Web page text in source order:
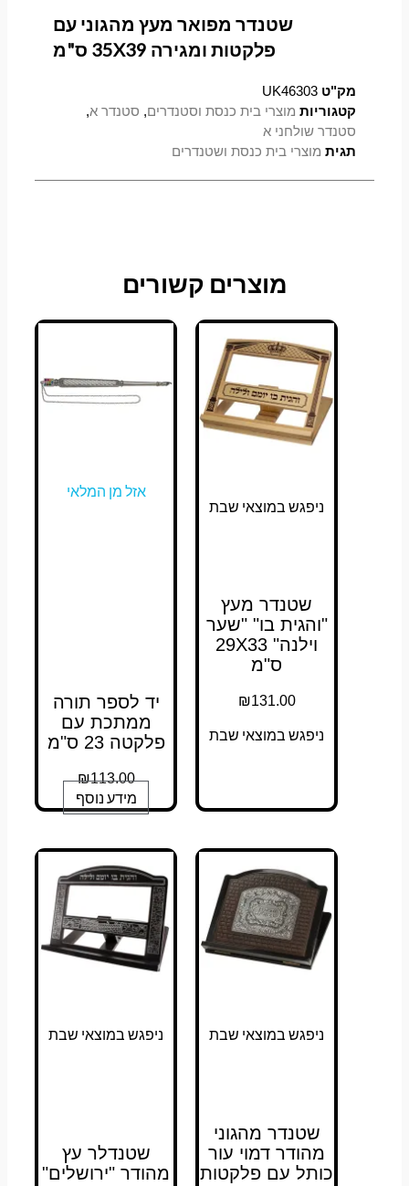
שטנדר מפואר מעץ מהגוני עם
פלקטות ומגירה 35X39 ס"מ
מק"טUK46303
קטגוריות מוצרי בית כנסת וסטנדרים,סטנדר א,
סטנדר שולחני א
תגית מוצרי בית כנסת ושטנדרים
מוצרים קשורים
ניפגש במוצאי שבת
שטנדר מעץ
"והגית בו" "שער
וילנה" 29X33
ס"מ
₪131.00
ניפגש במוצאי שבת
אזל מן המלאי
יד לספר תורה
ממתכת עם
פלקטה 23 ס"מ
₪113.00
מידע נוסף
ניפגש במוצאי שבת
שטנדר מהגוני
מהודר דמוי עור
כותל עם פלקטות
ניפגש במוצאי שבת
שטנדלר עץ
מהודר "ירושלים"